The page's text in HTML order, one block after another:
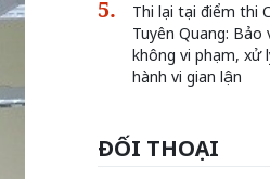
Thi lại tại điểm thi
Tuyên Quang: Bảo
không vi phạm, xử
hành vi gian lận
ĐỐI THOẠI